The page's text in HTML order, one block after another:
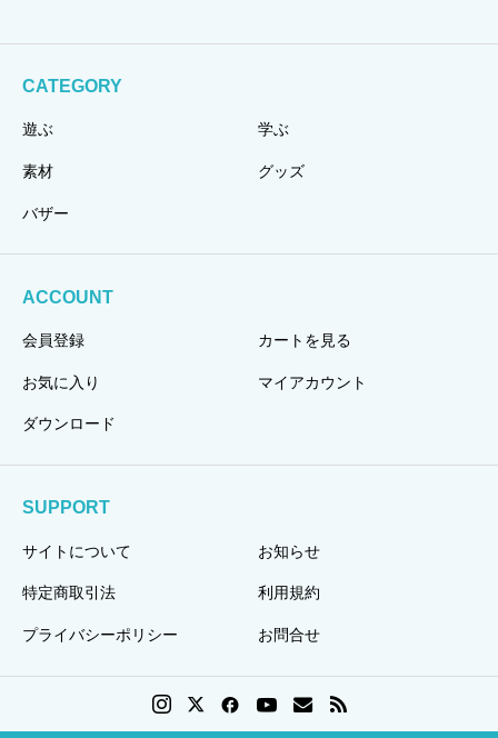
CATEGORY
遊ぶ 学ぶ
素材 グッズ
バザー
ACCOUNT
会員登録 カートを見る
お気に入り マイアカウント
ダウンロード
SUPPORT
サイトについて お知らせ
特定商取引法 利用規約
プライバシーポリシー お問合せ